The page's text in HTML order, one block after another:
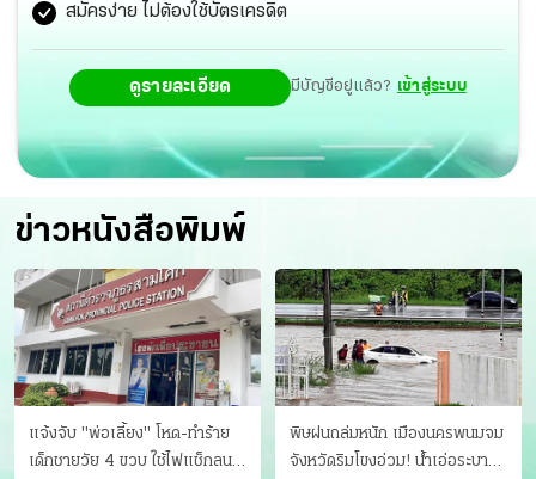
สมัครง่าย ไม่ต้องใช้บัตรเครดิต
ดูรายละเอียด มีบัญชีอยู่แล้ว? เข้าสู่ระบบ
ข่าวหนังสือพิมพ์
แจ้งจับ "พ่อเลี้ยง" โหด-ทําร้าย
เด็กชายวัย 4 ขวบ ใช้ไฟแช็กลน
พิษฝนถล่มหนัก เมืองนครพนมจม
จังหวัดริมโขงอ่วม! นํ้าเอ่อระบาย